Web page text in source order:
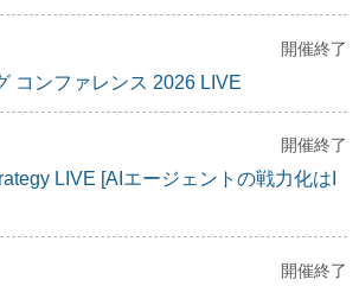
開催終了
コンファレンス 2026 LIVE
開催終了
LIVE [AIエージェントの戦力化はI
開催終了